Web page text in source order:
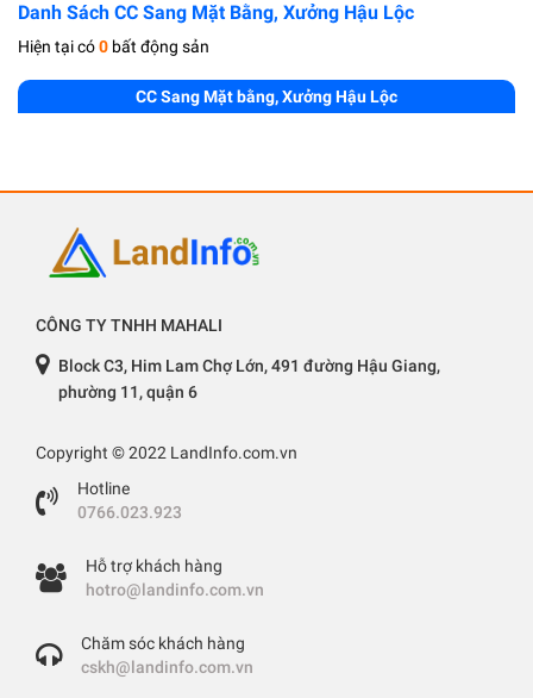
Danh Sách CC Sang Mặt Bằng, Xưởng Hậu Lộc
Hiện tại có0 bất động sản
CC Sang Mặt bằng, Xưởng Hậu Lộc
CÔNG TY TNHH MAHALI
Block C3, Him Lam Chợ Lớn, 491 đường Hậu Giang,
phường 11, quận 6
Copyright © 2022 LandInfo.com.vn
Hotline
0766.023.923
Hỗ trợ khách hàng
hotro@landinfo.com.vn
Chăm sóc khách hàng
cskh@landinfo.com.vn